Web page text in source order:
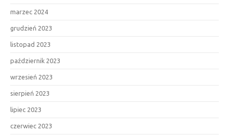
marzec 2024
grudzień 2023
listopad 2023
październik 2023
wrzesień 2023
sierpień 2023
lipiec 2023
czerwiec 2023